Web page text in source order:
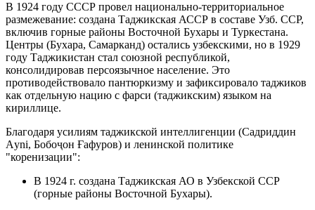
В 1924 году СССР провел национально-территориальное
размежевание: создана Таджикская АССР в составе Узб. ССР,
включив горные районы Восточной Бухары и Туркестана.
Центры (Бухара, Самарканд) остались узбекскими, но в 1929
году Таджикистан стал союзной республикой,
консолидировав персоязычное население. Это
противодействовало пантюркизму и зафиксировало таджиков
как отдельную нацию с фарси (таджикским) языком на
кириллице.
Благодаря усилиям таджикской интеллигенции (Садриддин
Аyni, Бобоҷон Ғафуров) и ленинской политике
"коренизации":
В 1924 г. создана Таджикская АО в Узбекской ССР
(горные районы Восточной Бухары).